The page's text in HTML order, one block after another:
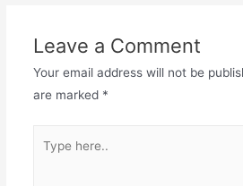
Leave a Comment
Your email address will not be
are marked *
here..